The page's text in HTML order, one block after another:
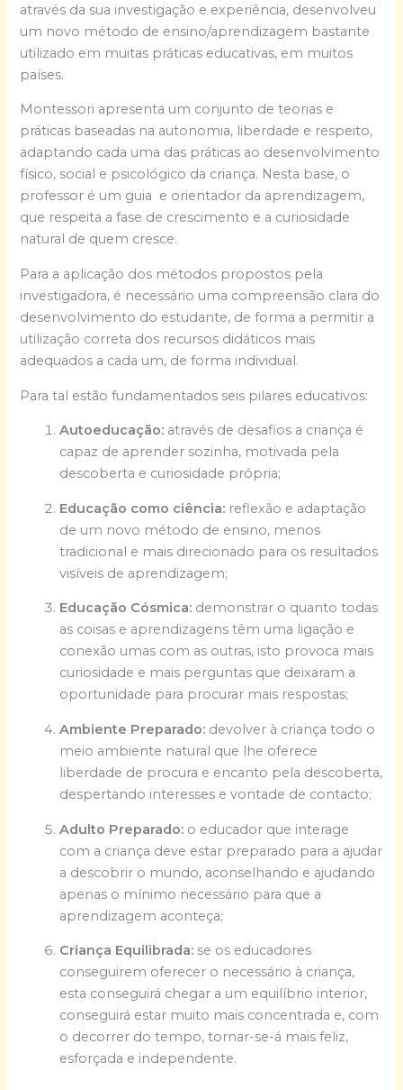
através da sua investigação e experiência, desenvolveu
um novo método de ensino/aprendizagem bastante
utilizado em muitas práticas educativas, em muitos
países.
Montessori apresenta um conjunto de teorias e
práticas baseadas na autonomia, liberdade e respeito,
adaptando cada uma das práticas ao desenvolvimento
físico, social e psicológico da criança. Nesta base, o
professor é um guia e orientador da aprendizagem,
que respeita a fase de crescimento e a curiosidade
natural de quem cresce.
Para a aplicação dos métodos propostos pela
investigadora, é necessário uma compreensão clara do
desenvolvimento do estudante, de forma a permitir a
utilização correta dos recursos didáticos mais
adequados a cada um, de forma individual.
Para tal estão fundamentados seis pilares educativos:
Autoeducação: através de desafios a criança é
capaz de aprender sozinha, motivada pela
descoberta e curiosidade própria;
Educação como ciência: reflexão e adaptação
de um novo método de ensino, menos
tradicional e mais direcionado para os resultados
visíveis de aprendizagem;
Educação Cósmica: demonstrar o quanto todas
as coisas e aprendizagens têm uma ligação e
conexão umas com as outras, isto provoca mais
curiosidade e mais perguntas que deixaram a
oportunidade para procurar mais respostas;
Ambiente Preparado: devolver à criança todo o
meio ambiente natural que lhe oferece
liberdade de procura e encanto pela descoberta,
despertando interesses e vontade de contacto;
Adulto Preparado: o educador que interage
com a criança deve estar preparado para a ajudar
a descobrir o mundo, aconselhando e ajudando
apenas o mínimo necessário para que a
aprendizagem aconteça;
Criança Equilibrada: se os educadores
conseguirem oferecer o necessário à criança,
esta conseguirá chegar a um equilíbrio interior,
conseguirá estar muito mais concentrada e, com
o decorrer do tempo, tornar-se-á mais feliz,
esforçada e independente.